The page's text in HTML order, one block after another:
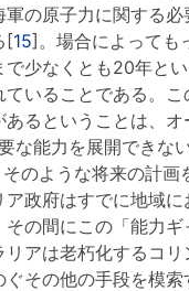
軍の原子力に関する
[15]。場合によっても
で少なくとも20年と
いることである。
あるということは、
な能力を展開できな
のような将来の計画
ア政府はすでに地域
の間にこの「能力
リアは老朽化するコ
その他の手段を模